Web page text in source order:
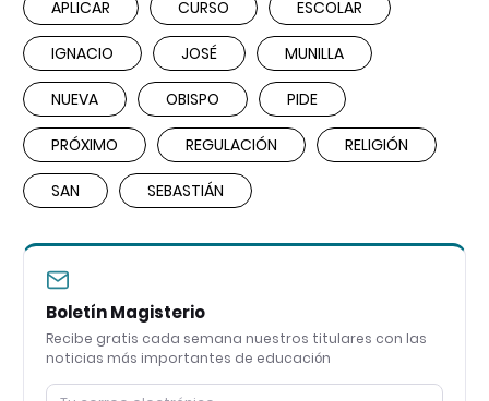
APLICAR CURSO ESCOLAR
IGNACIO JOSÉ MUNILLA
NUEVA OBISPO PIDE
PRÓXIMO REGULACIÓN RELIGIÓN
SAN SEBASTIÁN
Boletín Magisterio
Recibe gratis cada semana nuestros titulares con las
noticias más importantes de educación